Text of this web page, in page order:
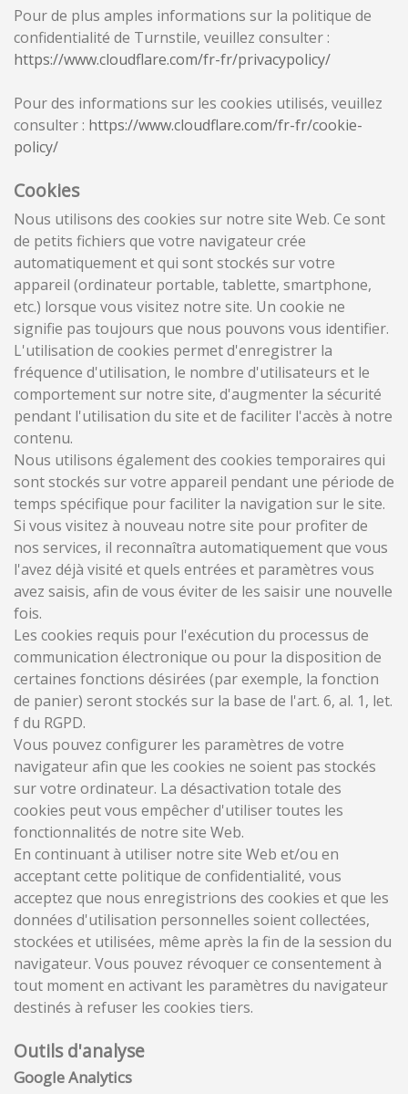
Pour de plus amples informations sur la politique de
confidentialité de Turnstile, veuillez consulter :
https://www.cloudflare.com/fr-fr/privacypolicy/
Pour des informations sur les cookies utilisés, veuillez
consulter : https://www.cloudflare.com/fr-fr/cookie-
policy/
Cookies
Nous utilisons des cookies sur notre site Web. Ce sont
de petits fichiers que votre navigateur crée
automatiquement et qui sont stockés sur votre
appareil (ordinateur portable, tablette, smartphone,
etc.) lorsque vous visitez notre site. Un cookie ne
signifie pas toujours que nous pouvons vous identifier.
L'utilisation de cookies permet d'enregistrer la
fréquence d'utilisation, le nombre d'utilisateurs et le
comportement sur notre site, d'augmenter la sécurité
pendant l'utilisation du site et de faciliter l'accès à notre
contenu.
Nous utilisons également des cookies temporaires qui
sont stockés sur votre appareil pendant une période de
temps spécifique pour faciliter la navigation sur le site.
Si vous visitez à nouveau notre site pour profiter de
nos services, il reconnaîtra automatiquement que vous
l'avez déjà visité et quels entrées et paramètres vous
avez saisis, afin de vous éviter de les saisir une nouvelle
fois.
Les cookies requis pour l'exécution du processus de
communication électronique ou pour la disposition de
certaines fonctions désirées (par exemple, la fonction
de panier) seront stockés sur la base de l'art. 6, al. 1, let.
f du RGPD.
Vous pouvez configurer les paramètres de votre
navigateur afin que les cookies ne soient pas stockés
sur votre ordinateur. La désactivation totale des
cookies peut vous empêcher d'utiliser toutes les
fonctionnalités de notre site Web.
En continuant à utiliser notre site Web et/ou en
acceptant cette politique de confidentialité, vous
acceptez que nous enregistrions des cookies et que les
données d'utilisation personnelles soient collectées,
stockées et utilisées, même après la fin de la session du
navigateur. Vous pouvez révoquer ce consentement à
tout moment en activant les paramètres du navigateur
destinés à refuser les cookies tiers.
Outils d'analyse
Google Analytics